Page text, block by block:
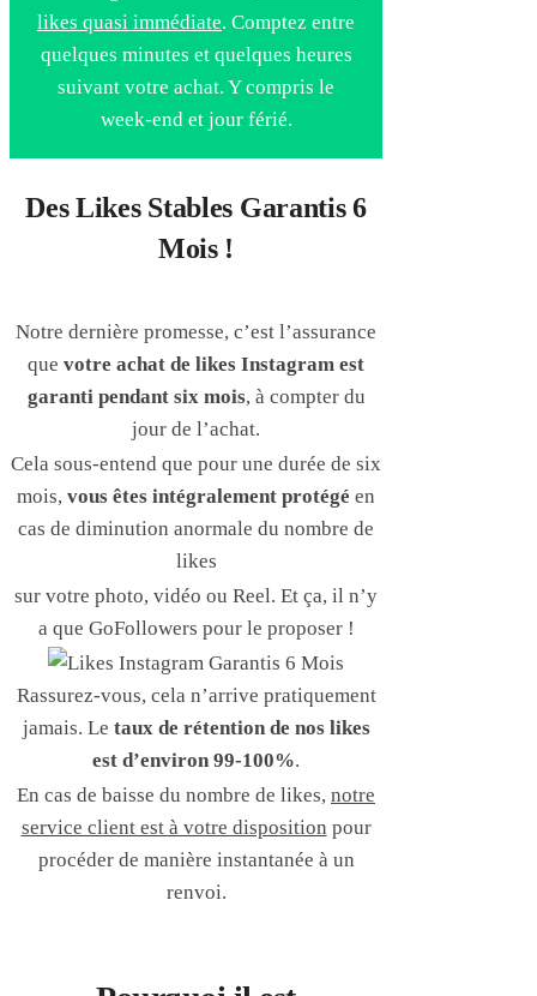
likes quasi immédiate. Comptez entre
quelques minutes et quelques heures
suivant votre achat. Y compris le
week-end et jour férié.
Des Likes Stables Garantis 6
Mois !
Notre dernière promesse, c’est l’assurance
quevotre achat de likes Instagram est
garanti pendant six mois, à compter du
jour de l’achat.
Cela sous-entend que pour une durée de six
mois,vous êtes intégralement protégé en
cas de diminution anormale du nombre de
likes
sur votre photo, vidéo ou Reel. Et ça, il n’y
a que GoFollowers pour le proposer !
Rassurez-vous, cela n’arrive pratiquement
jamais. Le taux de rétention de nos likes
est d’environ 99-100%.
En cas de baisse du nombre de likes,notre
service client est à votre disposition pour
procéder de manière instantanée à un
renvoi.